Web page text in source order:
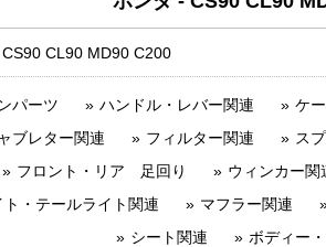
CL90 MD90 C200
パーツ ハンドル・レバー関連 ケ
ブレター関連
フィルター関連 ス
フロント・リア 足回り
ウィンカー関
・テールライト関連
マフラー関連
シート関連
ボディー